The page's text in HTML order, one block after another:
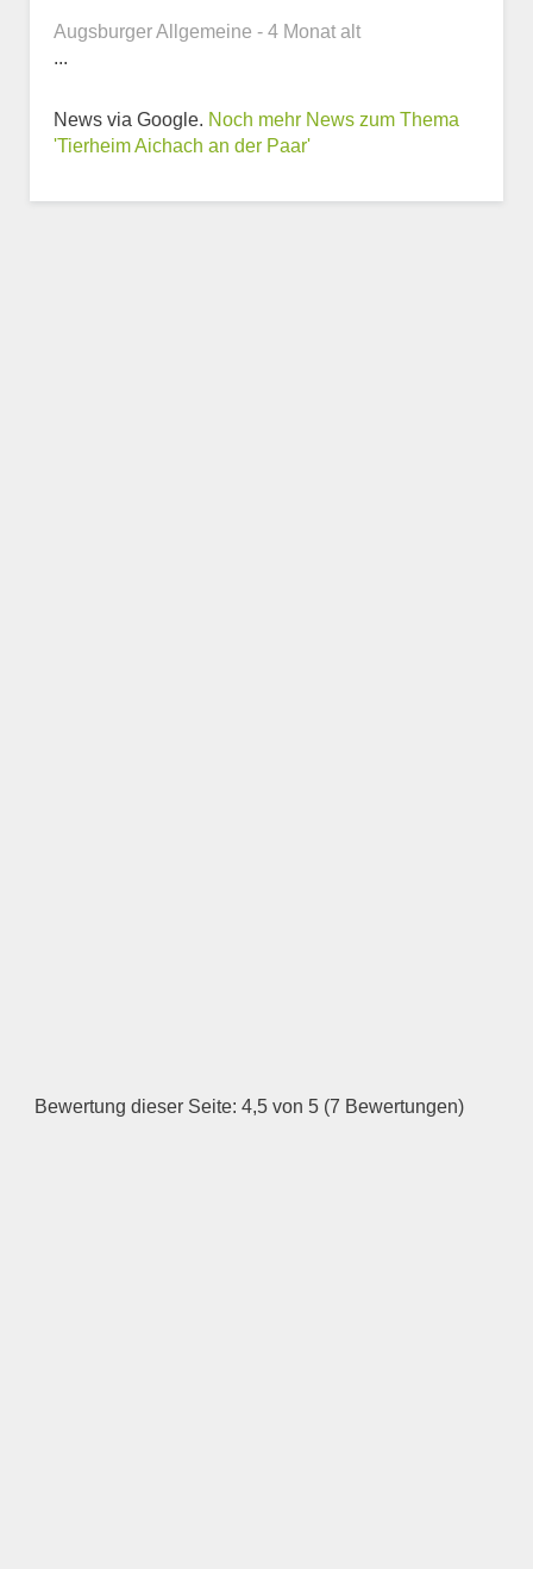
Weitere Informationen
zum Tierheim
Augsburger Allgemeine - 4 Monat alt
...
News via Google. Noch mehr News zum Thema
'Tierheim Aichach an der Paar'
Bewertung dieser Seite: 4,5 von 5 (7 Bewertungen)